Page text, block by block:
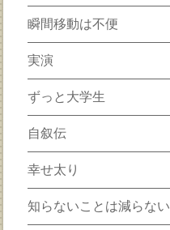
瞬間移動は不便
実演
ずっと大学生
自叙伝
幸せ太り
知らないことは減らない